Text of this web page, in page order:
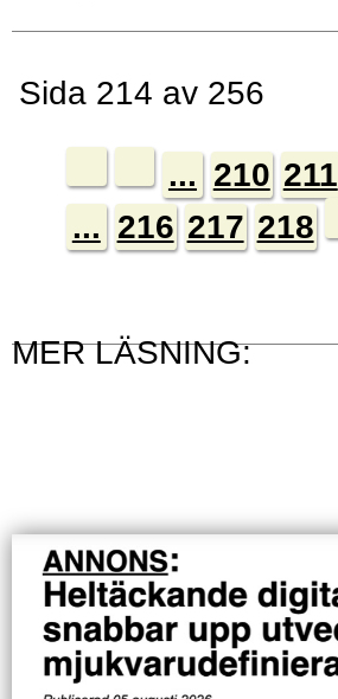
Sida 214 av 256
... 210 211
... 216 217 218